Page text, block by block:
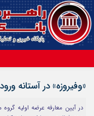
«وفیروزه» در آستانه
در آیین معارفه عرضه اولیه